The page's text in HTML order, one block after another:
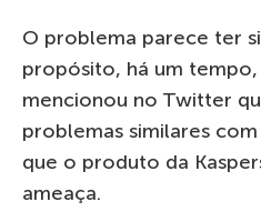
O problema parece ter
propósito, há um tempo,
mencionou no Twitter
problemas similares
que o produto da
ameaça.